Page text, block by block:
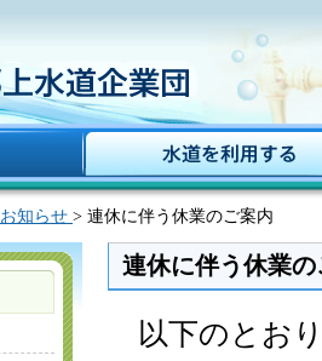
水道を利用する
お知らせ > 連休に伴う休業のご案内
連休に伴う休業の
以下のとお